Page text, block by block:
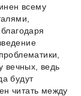
всему
вечных, ведь
будут
читать между